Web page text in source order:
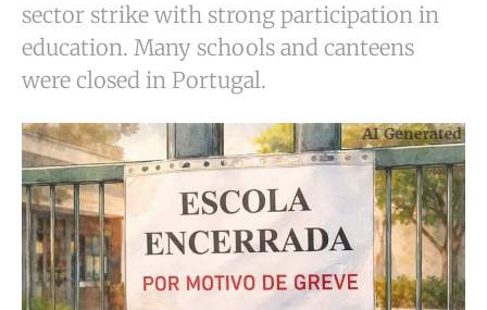
sector strike with strong participation in
education. Many schools and canteens
were closed in Portugal.